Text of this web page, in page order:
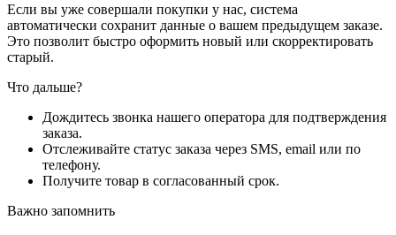
Если вы уже совершали покупки у нас, система
автоматически сохранит данные о вашем предыдущем заказе.
Это позволит быстро оформить новый или скорректировать
старый.
Что дальше?
Дождитесь звонка нашего оператора для подтверждения
заказа.
Отслеживайте статус заказа через SMS, email или по
телефону.
Получите товар в согласованный срок.
Важно запомнить